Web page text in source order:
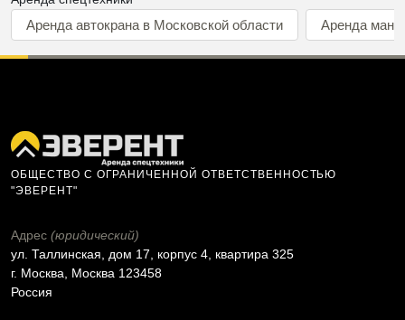
Аренда автокрана в Московской области Аренда
ОБЩЕСТВО С ОГРАНИЧЕННОЙ ОТВЕТСТВЕННОСТЬЮ
"ЭВЕРЕНТ"
Адрес (юридический)
ул. Таллинская, дом 17, корпус 4, квартира 325
г. Москва, Москва 123458
Россия